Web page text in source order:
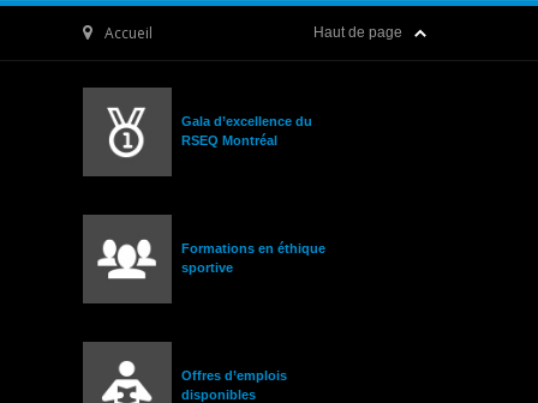
Accueil Haut de page
Gala d’excellence du
RSEQ Montréal
Formations en éthique
sportive
Offres d’emplois
disponibles